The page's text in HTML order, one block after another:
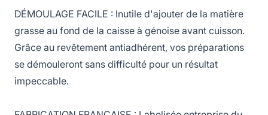
DÉMOULAGE FACILE : Inutile d'ajouter de la matière
grasse au fond de la caisse à génoise avant cuisson.
Grâce au revêtement antiadhérent, vos préparations
se démouleront sans difficulté pour un résultat
impeccable.